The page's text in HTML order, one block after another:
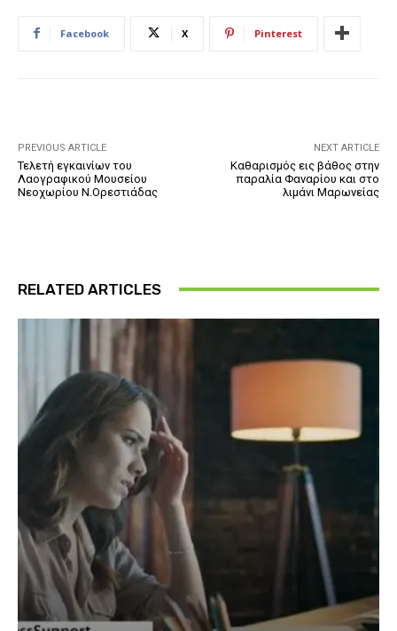
Facebook X Pinterest
PREVIOUS ARTICLE
Τελετή εγκαινίων του
Λαογραφικού Μουσείου
Νεοχωρίου Ν.Ορεστιάδας
NEXT ARTICLE
Καθαρισμός εις βάθος στην
παραλία Φαναρίου και στο
λιμάνι Μαρωνείας
RELATED ARTICLES